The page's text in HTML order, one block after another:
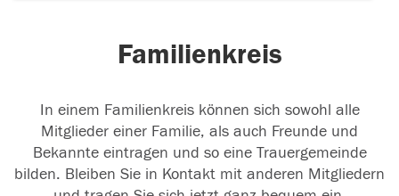
Familienkreis
In einem Familienkreis können sich sowohl alle
Mitglieder einer Familie, als auch Freunde und
Bekannte eintragen und so eine Trauergemeinde
bilden. Bleiben Sie in Kontakt mit anderen Mitgliedern